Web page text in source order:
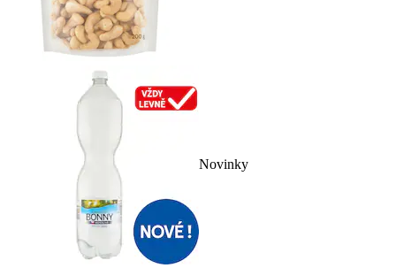
Novinky